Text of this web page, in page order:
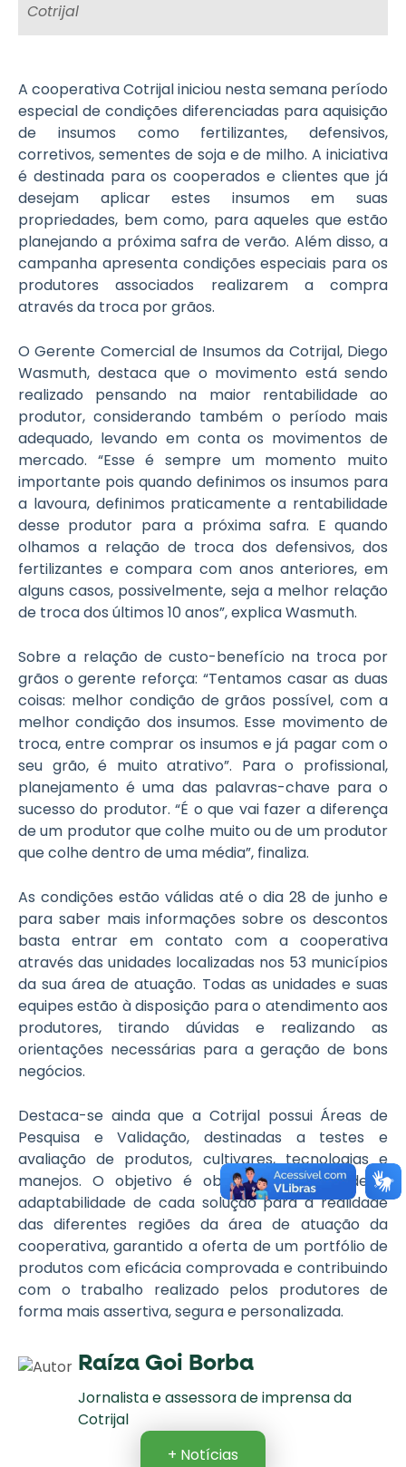
Cotrijal
A cooperativa Cotrijal iniciou nesta semana período
especial de condições diferenciadas para aquisição
de insumos como fertilizantes, defensivos,
corretivos, sementes de soja e de milho. A iniciativa
é destinada para os cooperados e clientes que já
desejam aplicar estes insumos em suas
propriedades, bem como, para aqueles que estão
planejando a próxima safra de verão. Além disso, a
campanha apresenta condições especiais para os
produtores associados realizarem a compra
através da troca por grãos.
O Gerente Comercial de Insumos da Cotrijal, Diego
Wasmuth, destaca que o movimento está sendo
realizado pensando na maior rentabilidade ao
produtor, considerando também o período mais
adequado, levando em conta os movimentos de
mercado. “Esse é sempre um momento muito
importante pois quando definimos os insumos para
a lavoura, definimos praticamente a rentabilidade
desse produtor para a próxima safra. E quando
olhamos a relação de troca dos defensivos, dos
fertilizantes e compara com anos anteriores, em
alguns casos, possivelmente, seja a melhor relação
de troca dos últimos 10 anos”, explica Wasmuth.
Sobre a relação de custo-benefício na troca por
grãos o gerente reforça: “Tentamos casar as duas
coisas: melhor condição de grãos possível, com a
melhor condição dos insumos. Esse movimento de
troca, entre comprar os insumos e já pagar com o
seu grão, é muito atrativo”. Para o profissional,
planejamento é uma das palavras-chave para o
sucesso do produtor. “É o que vai fazer a diferença
de um produtor que colhe muito ou de um produtor
que colhe dentro de uma média”, finaliza.
As condições estão válidas até o dia 28 de junho e
para saber mais informações sobre os descontos
basta entrar em contato com a cooperativa
através das unidades localizadas nos 53 municípios
da sua área de atuação. Todas as unidades e suas
equipes estão à disposição para o atendimento aos
produtores, tirando dúvidas e realizando as
orientações necessárias para a geração de bons
negócios.
Destaca-se ainda que a Cotrijal possui Áreas de
Pesquisa e Validação, destinadas a testes e
avaliação de produtos, cultivares, tecnologias e
manejos. O objetivo é observar a qualidade e
adaptabilidade de cada solução para a realidade
das diferentes regiões da área de atuação da
cooperativa, garantido a oferta de um portfólio de
produtos com eficácia comprovada e contribuindo
com o trabalho realizado pelos produtores de
forma mais assertiva, segura e personalizada.
Raíza Goi Borba
Jornalista e assessora de imprensa da
Cotrijal
+ Notícias